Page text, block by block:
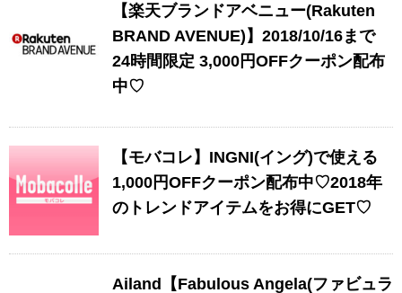
【楽天ブランドアベニュー(Rakuten
BRAND AVENUE)】2018/10/16まで
24時間限定 3,000円OFFクーポン配布
中♡
【モバコレ】INGNI(イング)で使える
1,000円OFFクーポン配布中♡2018年
のトレンドアイテムをお得にGET♡
Ailand【Fabulous Angela(ファビュラ